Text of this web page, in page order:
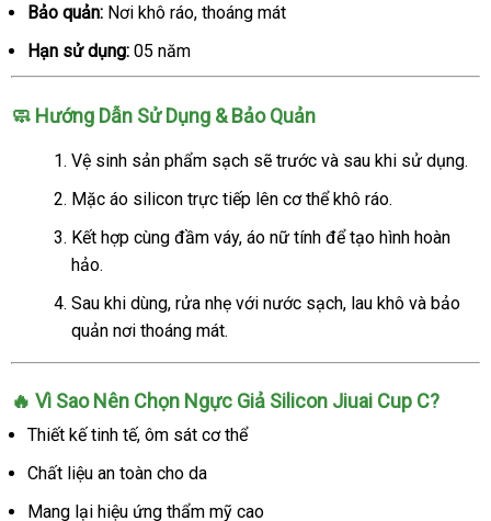
Bảo quản: Nơi khô ráo, thoáng mát
Hạn sử dụng: 05 năm
🧼 Hướng Dẫn Sử Dụng & Bảo Quản
Vệ sinh sản phẩm sạch sẽ trước và sau khi sử dụng.
Mặc áo silicon trực tiếp lên cơ thể khô ráo.
Kết hợp cùng đầm váy, áo nữ tính để tạo hình hoàn
hảo.
Sau khi dùng, rửa nhẹ với nước sạch, lau khô và bảo
quản nơi thoáng mát.
🔥 Vì Sao Nên Chọn Ngực Giả Silicon Jiuai Cup C?
Thiết kế tinh tế, ôm sát cơ thể
Chất liệu an toàn cho da
Mang lại hiệu ứng thẩm mỹ cao